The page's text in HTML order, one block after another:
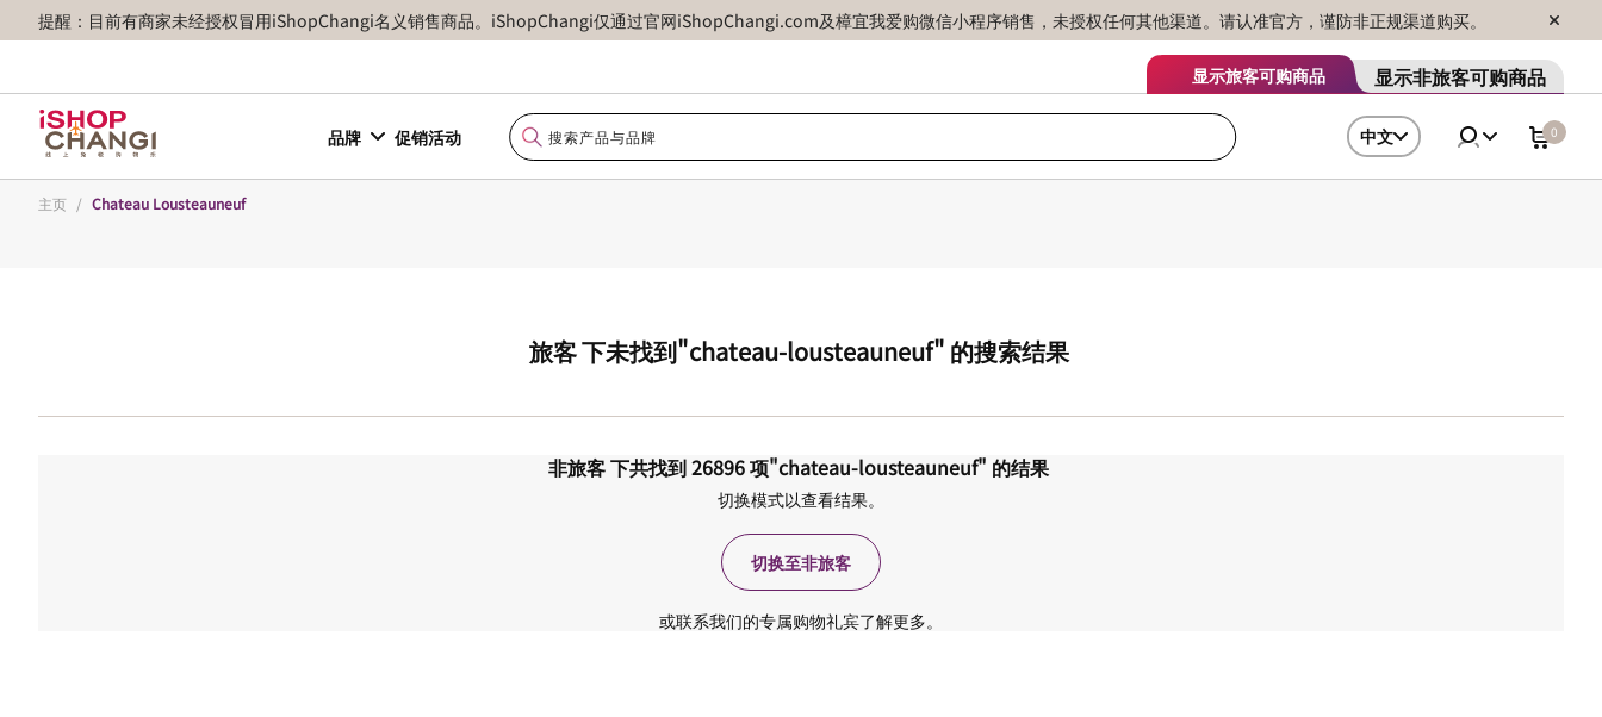
提醒：目前有商家未经授权冒用iShopChangi名义销售商品。iShopChangi仅通过官网iShopChangi.com及樟宜我爱购微信小程序销售，未授权任何其他渠道。请认准官方，谨防非正规渠道购买。
显示旅客可购商品 显示非旅客可购商品
品牌 促销活动 中文 0
主页 / Chateau Lousteauneuf
旅客下未找到"chateau-lousteauneuf" 的搜索结果
非旅客下共找到26896项"chateau-lousteauneuf" 的结果
切换模式以查看结果。
切换至非旅客
或联系我们的专属购物礼宾了解更多。